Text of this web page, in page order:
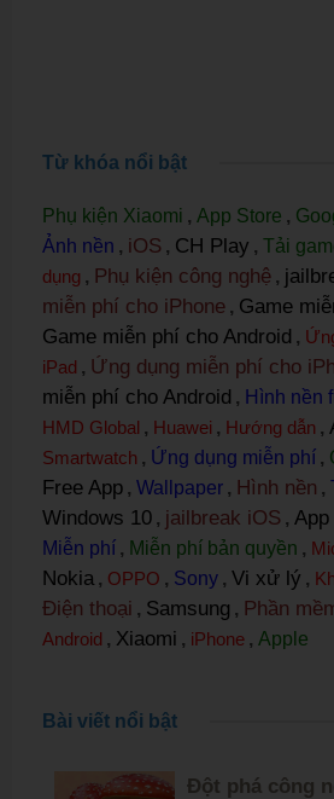
Từ khóa nổi bật
Phụ kiện Xiaomi , App Store ,
Ảnh nền , iOS , CH Play , Tải
dụng , Phụ kiện công nghệ ,
miễn phí cho iPhone , Game
Game miễn phí cho Android ,
iPad , Ứng dụng miễn phí cho
miễn phí cho Android , Hình nền
HMD Global , Huawei , Hướng dẫn ,
Smartwatch , Ứng dụng miễn phí ,
Free App , Wallpaper , Hình nền ,
Windows 10 , jailbreak iOS ,
Miễn phí , Miễn phí bản quyền ,
Nokia , OPPO , Sony , Vi xử lý ,
Điện thoại , Samsung , Phần
Android , Xiaomi , iPhone , Apple
Bài viết nổi bật
Đột phá công